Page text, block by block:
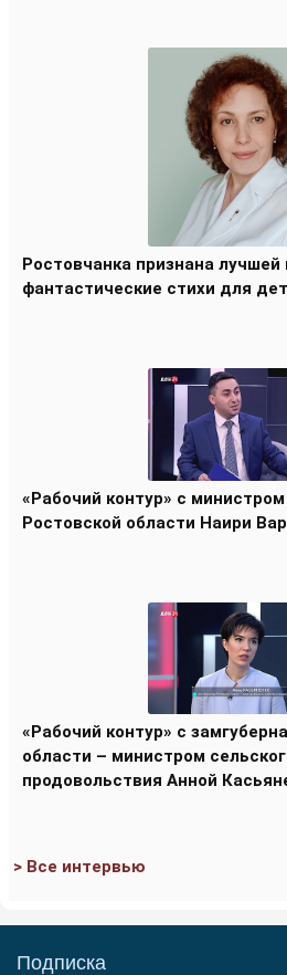
Ростовчанка признана
фантастические стихи для
«Рабочий контур» с
Ростовской области Наири
«Рабочий контур» с
области – министром
продовольствия Анной
> Все интервью
Подписка